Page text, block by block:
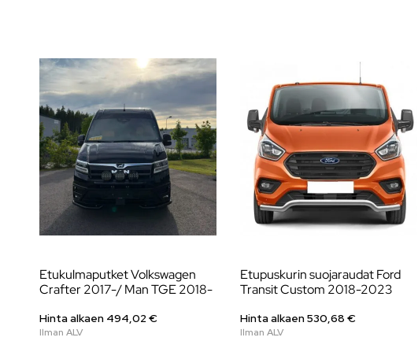
Etukulmaputket Volkswagen
Crafter 2017-/ Man TGE 2018-
Hinta alkaen 494,02€
Etupuskurin suojaraudat Ford
Transit Custom 2018-2023
Hinta alkaen530,68 €